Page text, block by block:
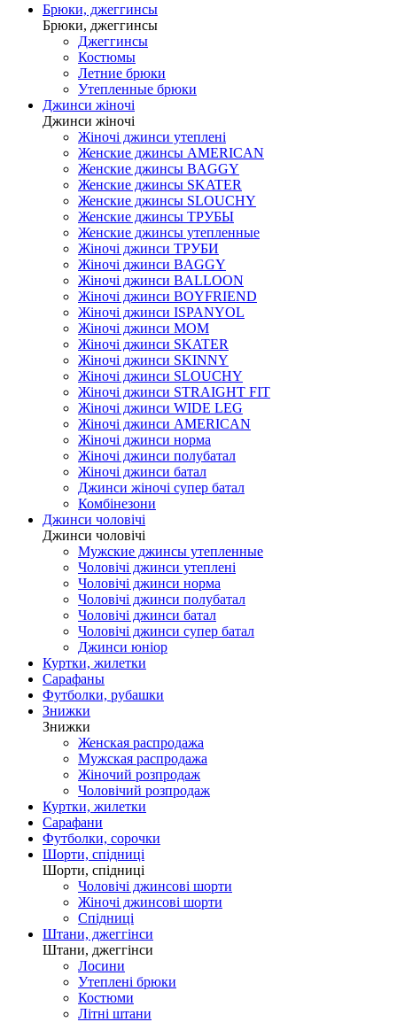
Брюки, джеггинсы
Брюки, джеггинсы
Джеггинсы
Костюмы
Летние брюки
Утепленные брюки
Джинси жіночі
Джинси жіночі
Жіночі джинси утеплені
Женские джинсы AMERICAN
Женские джинсы BAGGY
Женские джинсы SKATER
Женские джинсы SLOUCHY
Женские джинсы ТРУБЫ
Женские джинсы утепленные
Жіночі джинси ТРУБИ
Жіночі джинси BAGGY
Жіночі джинси BALLOON
Жіночі джинси BOYFRIEND
Жіночі джинси ISPANYOL
Жіночі джинси МОМ
Жіночі джинси SKATER
Жіночі джинси SKINNY
Жіночі джинси SLOUCHY
Жіночі джинси STRAIGHT FIT
Жіночі джинси WIDE LEG
Жіночі джинси AMERICAN
Жіночі джинси норма
Жіночі джинси полубатал
Жіночі джинси батал
Джинси жіночі супер батал
Комбінезони
Джинси чоловічі
Джинси чоловічі
Мужские джинсы утепленные
Чоловічі джинси утеплені
Чоловічі джинси норма
Чоловічі джинси полубатал
Чоловічі джинси батал
Чоловічі джинси супер батал
Джинси юніор
Куртки, жилетки
Сарафаны
Футболки, рубашки
Знижки
Знижки
Женская распродажа
Мужская распродажа
Жіночий розпродаж
Чоловічий розпродаж
Куртки, жилетки
Сарафани
Футболки, сорочки
Шорти, спідниці
Шорти, спідниці
Чоловічі джинсові шорти
Жіночі джинсові шорти
Спідниці
Штани, джеггінси
Штани, джеггінси
Лосини
Утеплені брюки
Костюми
Літні штани